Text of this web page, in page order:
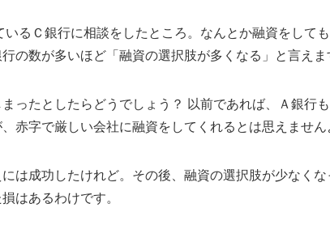
るＣ銀行に相談をしたところ。なんとか融資をして
の数が多いほど「融資の選択肢が多くなる」と言えま
ったとしたらどうでしょう？ 以前であれば、Ａ銀行
赤字で厳しい会社に融資をしてくれるとは思えません
は成功したけれど。その後、融資の選択肢が少なく
はあるわけです。